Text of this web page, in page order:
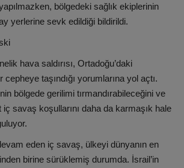
bölgedeki sağlık ekiplerinin
yerlerine sevk edildiği bildirildi.
hava saldırısı, Ortadoğu’daki
cepheye taşındığı yorumlarına yol açtı.
bölgede gerilimi tırmandırabileceğini ve
savaş koşullarını daha da karmaşık hale
eden iç savaş, ülkeyi dünyanın en
birine sürüklemiş durumda. İsrail’in